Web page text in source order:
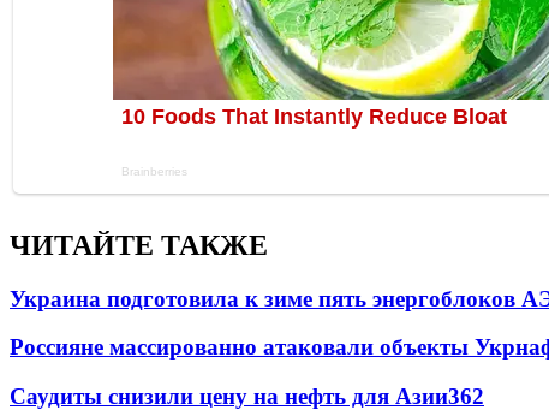
ЧИТАЙТЕ ТАКЖЕ
Украина подготовила к зиме пять энергоблоков
Россияне массированно атаковали объекты
Саудиты снизили цену на нефть для Азии362